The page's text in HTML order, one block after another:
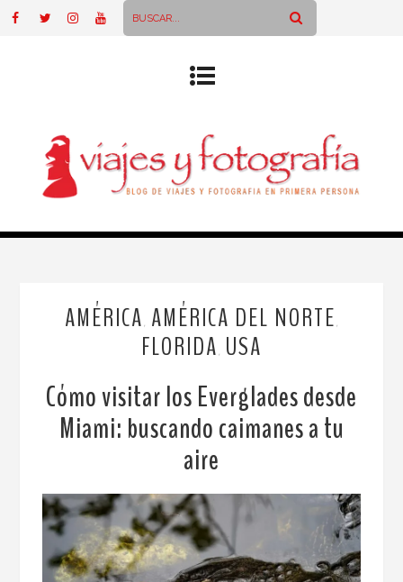
AMÉRICA AMÉRICA DEL NORTE
FLORIDA USA
Cómo visitar los Everglades desde
Miami: buscando caimanes a tu
aire